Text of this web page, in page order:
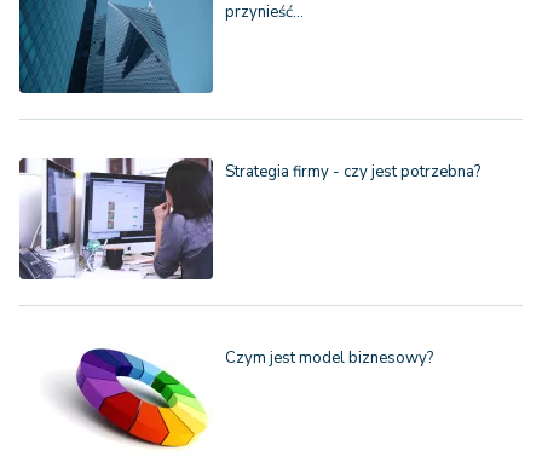
przynieść…
Strategia firmy - czy jest potrzebna?
Czym jest model biznesowy?